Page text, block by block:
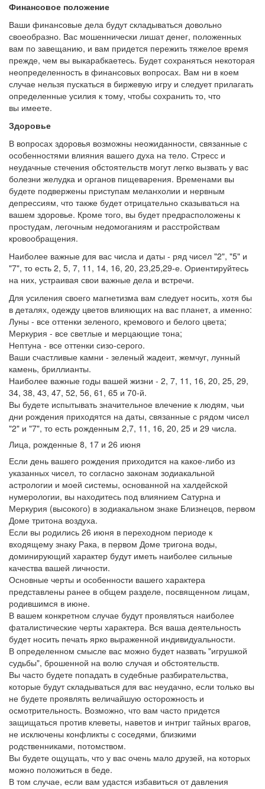
Финансовое положение
Ваши финансовые дела будут складываться довольно
своеобразно. Вас мошеннически лишат денег, положенных
вам по завещанию, и вам придется пережить тяжелое время
прежде, чем вы выкарабкаетесь. Будет сохраняться некоторая
неопределенность в финансовых вопросах. Вам ни в коем
случае нельзя пускаться в биржевую игру и следует прилагать
определенные усилия к тому, чтобы сохранить то, что
вы имеете.
Здоровье
В вопросах здоровья возможны неожиданности, связанные с
особенностями влияния вашего духа на тело. Стресс и
неудачные стечения обстоятельств могут легко вызвать у вас
болезни желудка и органов пищеварения. Временами вы
будете подвержены приступам меланхолии и нервным
депрессиям, что также будет отрицательно сказываться на
вашем здоровье. Кроме того, вы будет предрасположены к
простудам, легочным недомоганиям и расстройствам
кровообращения.
Наиболее важные для вас числа и даты - ряд чисел "2", "5" и
"7", то есть 2, 5, 7, 11, 14, 16, 20, 23,25,29-е. Ориентируйтесь
на них, устраивая свои важные дела и встречи.
Для усиления своего магнетизма вам следует носить, хотя бы
в деталях, одежду цветов влияющих на вас планет, а именно:
Луны - все оттенки зеленого, кремового и белого цвета;
Меркурия - все светлые и мерцающие тона;
Нептуна - все оттенки сизо-серого.
Ваши счастливые камни - зеленый жадеит, жемчуг, лунный
камень, бриллианты.
Наиболее важные годы вашей жизни - 2, 7, 11, 16, 20, 25, 29,
34, 38, 43, 47, 52, 56, 61, 65 и 70-й.
Вы будете испытывать значительное влечение к людям, чьи
дни рождения приходятся на даты, связанные с рядом чисел
"2" и "7", то есть рожденным 2,7, 11, 16, 20, 25 и 29 числа.
Лица, рожденные 8, 17 и 26 июня
Если день вашего рождения приходится на какое-либо из
указанных чисел, то согласно законам зодиакальной
астрологии и моей системы, основанной на халдейской
нумерологии, вы находитесь под влиянием Сатурна и
Меркурия (высокого) в зодиакальном знаке Близнецов, первом
Доме тритона воздуха.
Если вы родились 26 июня в переходном периоде к
входящему знаку Рака, в первом Доме тригона воды,
доминирующий характер будут иметь наиболее сильные
качества вашей личности.
Основные черты и особенности вашего характера
представлены ранее в общем разделе, посвященном лицам,
родившимся в июне.
В вашем конкретном случае будут проявляться наиболее
фаталистические черты характера. Вся ваша деятельность
будет носить печать ярко выраженной индивидуальности.
В определенном смысле вас можно будет назвать "игрушкой
судьбы", брошенной на волю случая и обстоятельств.
Вы часто будете попадать в судебные разбирательства,
которые будут складываться для вас неудачно, если только вы
не будете проявлять величайшую осторожность и
осмотрительность. Возможно, что вам часто придется
защищаться против клеветы, наветов и интриг тайных врагов,
не исключены конфликты с соседями, близкими
родственниками, потомством.
Вы будете ощущать, что у вас очень мало друзей, на которых
можно положиться в беде.
В том случае, если вам удастся избавиться от давления